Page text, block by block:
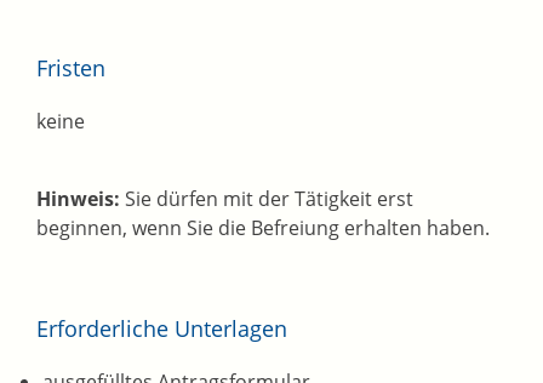
Fristen
keine
Hinweis: Sie dürfen mit der Tätigkeit erst
beginnen, wenn Sie die Befreiung erhalten haben.
Erforderliche Unterlagen